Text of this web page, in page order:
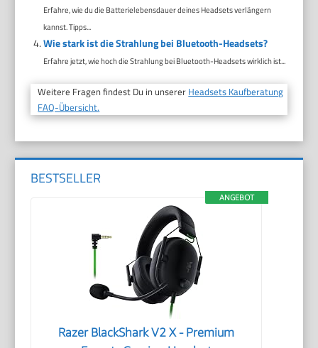
Erfahre, wie du die Batterielebensdauer deines Headsets verlängern
kannst. Tipps...
Wie stark ist die Strahlung bei Bluetooth-Headsets?
Erfahre jetzt, wie hoch die Strahlung bei Bluetooth-Headsets wirklich ist...
Weitere Fragen findest Du in unserer Headsets Kaufberatung
FAQ-Übersicht.
BESTSELLER
ANGEBOT
Razer BlackShark V2 X - Premium